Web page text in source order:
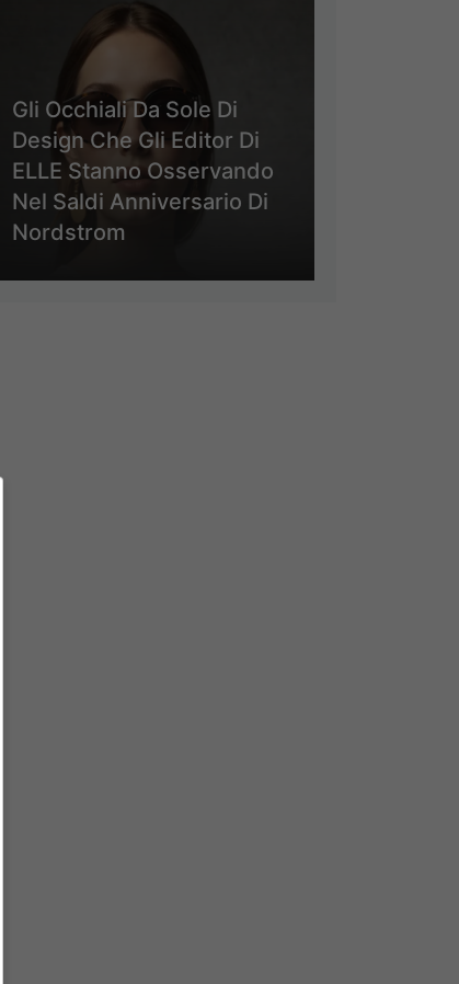
Gli Occhiali Da Sole Di
Design Che Gli Editor Di
ELLE Stanno Osservando
Nel Saldi Anniversario Di
Nordstrom